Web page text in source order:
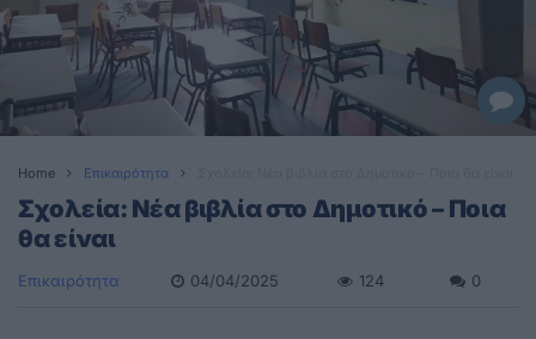
Home Επικαιρότητα
Σχολεία: Νέα βιβλία στο Δημοτικό – Ποια
θα είναι
Επικαιρότητα 04/04/2025 124 0